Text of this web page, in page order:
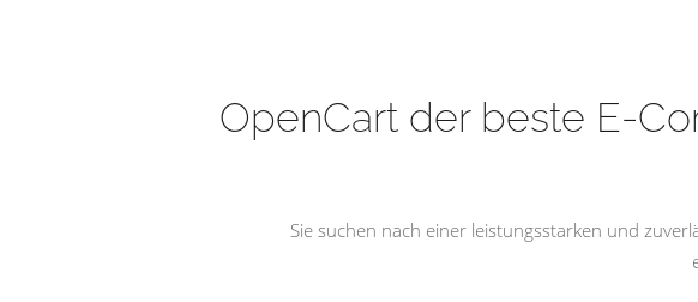
OpenCart der beste E-
Sie suchen nach einer leistungsstarken und